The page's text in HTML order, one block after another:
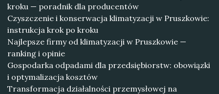
kroku — poradnik dla producentów
Czyszczenie i konserwacja klimatyzacji w Pruszkowie:
instrukcja krok po kroku
Najlepsze firmy od klimatyzacji w Pruszkowie —
ranking i opinie
Gospodarka odpadami dla przedsiębiorstw: obowiązki
i optymalizacja kosztów
Transformacja działalności przemysłowej na